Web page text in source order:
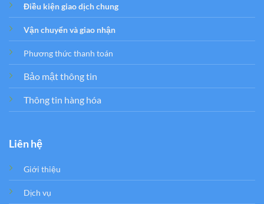
Điều kiện giao dịch chung
Vận chuyển và giao nhận
Phương thức thanh toán
Bảo mật thông tin
Thông tin hàng hóa
Liên hệ
Giới thiệu
Dịch vụ